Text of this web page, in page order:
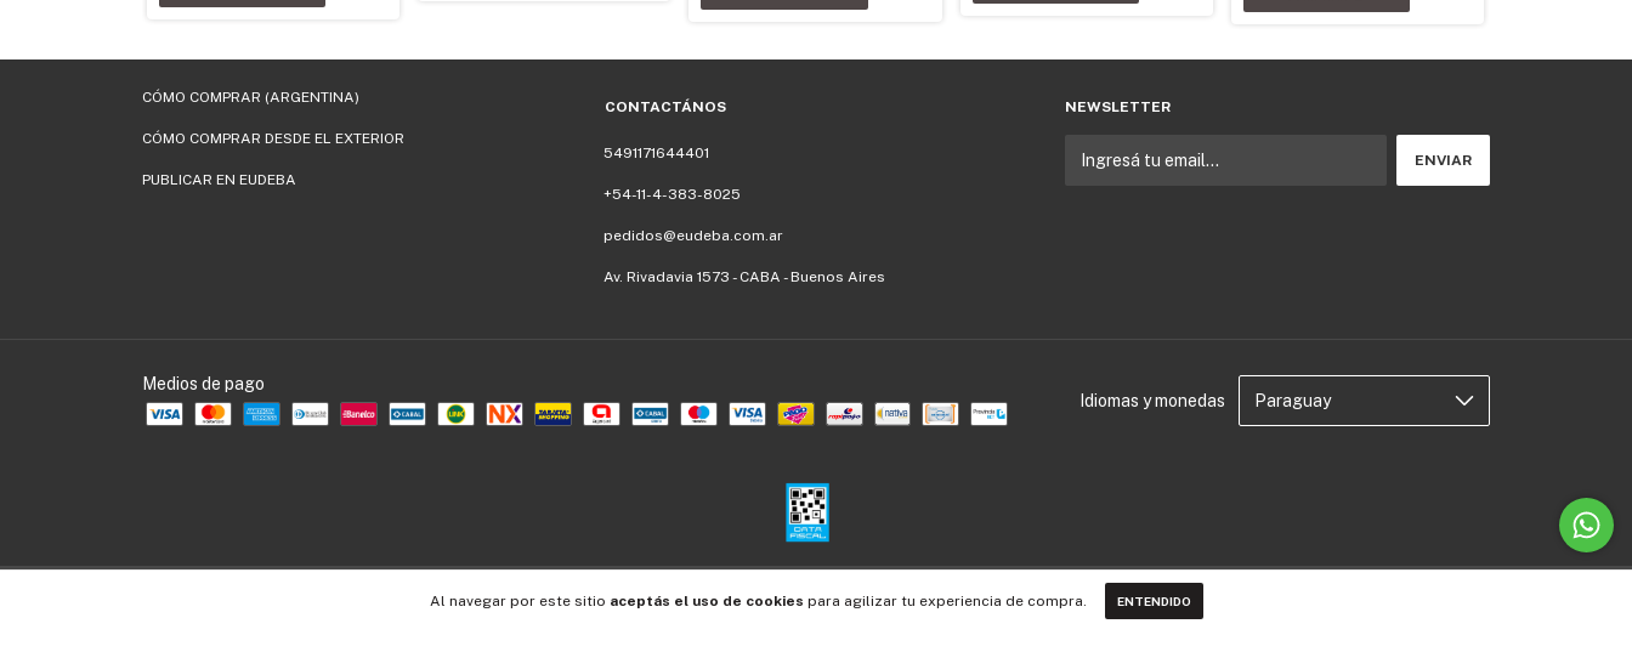
Al navegar por este sitio aceptás el uso de cookies para agilizar tu experiencia de compra. ENTENDIDO
CÓMO COMPRAR (ARGENTINA)
CÓMO COMPRAR DESDE EL EXTERIOR
PUBLICAR EN EUDEBA
CONTACTÁNOS
5491171644401
+54-11-4-383-8025
pedidos@eudeba.com.ar
Av. Rivadavia 1573 - CABA - Buenos Aires
NEWSLETTER
Medios de pago
Idiomas y monedas